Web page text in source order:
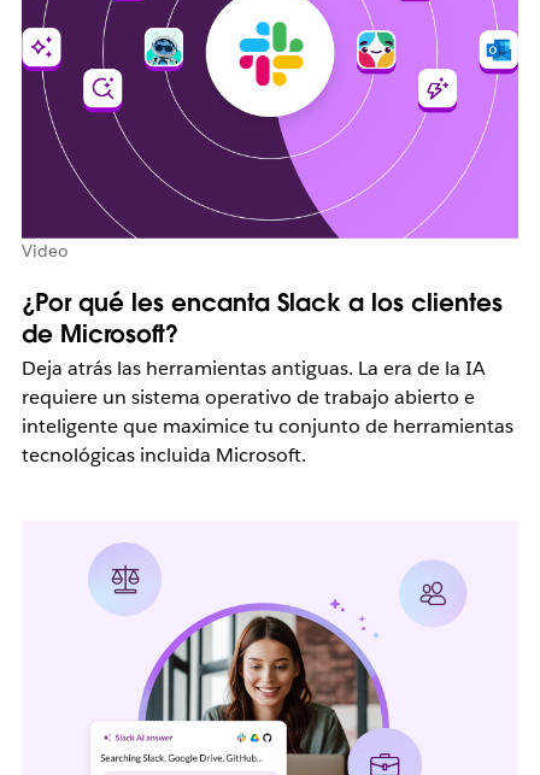
Video
¿Por qué les encanta Slack a los clientes
de Microsoft?
Deja atrás las herramientas antiguas. La era de la IA
requiere un sistema operativo de trabajo abierto e
inteligente que maximice tu conjunto de herramientas
tecnológicas incluida Microsoft.